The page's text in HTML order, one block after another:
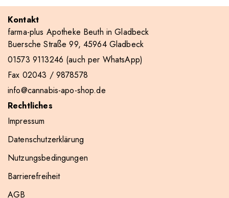
Kontakt
farma-plus Apotheke Beuth in Gladbeck
Buersche Straße 99, 45964 Gladbeck
01573 9113246 (auch per WhatsApp)
Fax 02043 / 9878578
info@cannabis-apo-shop.de
Rechtliches
Impressum
Datenschutzerklärung
Nutzungsbedingungen
Barrierefreiheit
AGB